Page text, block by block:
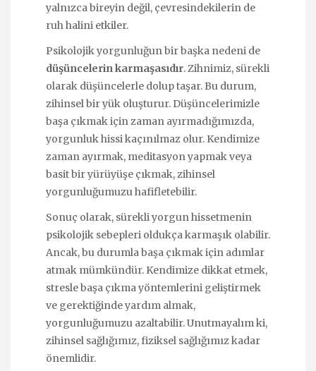
yalnızca bireyin değil, çevresindekilerin de
ruh halini etkiler.
Psikolojik yorgunluğun bir başka nedeni de
düşüncelerin karmaşasıdır. Zihnimiz, sürekli
olarak düşüncelerle dolup taşar. Bu durum,
zihinsel bir yük oluşturur. Düşüncelerimizle
başa çıkmak için zaman ayırmadığımızda,
yorgunluk hissi kaçınılmaz olur. Kendimize
zaman ayırmak, meditasyon yapmak veya
basit bir yürüyüşe çıkmak, zihinsel
yorgunluğumuzu hafifletebilir.
Sonuç olarak, sürekli yorgun hissetmenin
psikolojik sebepleri oldukça karmaşık olabilir.
Ancak, bu durumla başa çıkmak için adımlar
atmak mümkündür. Kendimize dikkat etmek,
stresle başa çıkma yöntemlerini geliştirmek
ve gerektiğinde yardım almak,
yorgunluğumuzu azaltabilir. Unutmayalım ki,
zihinsel sağlığımız, fiziksel sağlığımız kadar
önemlidir.